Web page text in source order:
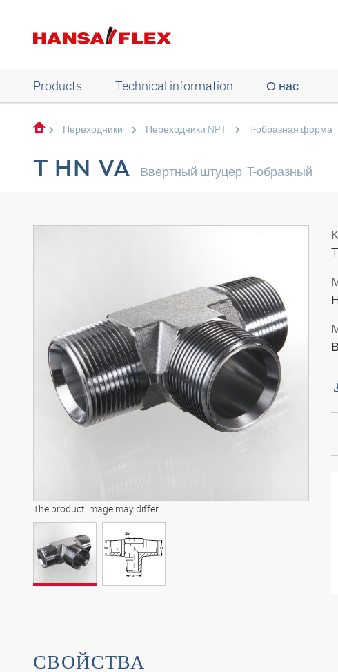
Products Technical information О нас
Переходники Переходники NPT T-образная форма
T HN VA Ввертный штуцер, T-образный
The product image may differ
СВОЙСТВА